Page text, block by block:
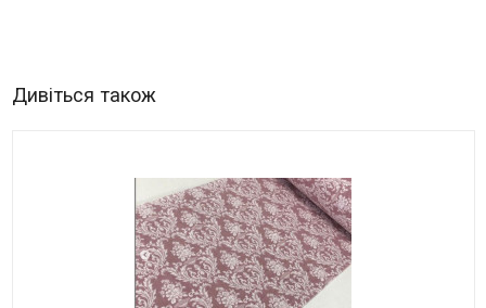
Дивіться також